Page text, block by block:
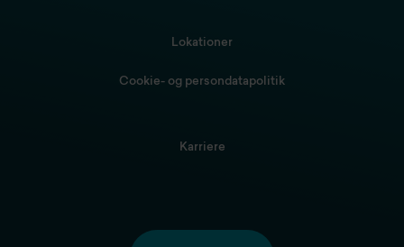
Lokationer
Cookie- og persondatapolitik
Karriere